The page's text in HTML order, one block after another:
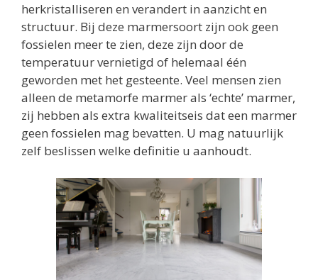
herkristalliseren en verandert in aanzicht en
structuur. Bij deze marmersoort zijn ook geen
fossielen meer te zien, deze zijn door de
temperatuur vernietigd of helemaal één
geworden met het gesteente. Veel mensen zien
alleen de metamorfe marmer als ‘echte’ marmer,
zij hebben als extra kwaliteitseis dat een marmer
geen fossielen mag bevatten. U mag natuurlijk
zelf beslissen welke definitie u aanhoudt.